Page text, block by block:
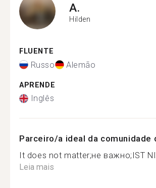
A.
Hilden
FLUENTE
Russo Alemão
APRENDE
Inglês
Parceiro/a ideal da comunidade
It does not matter;не важно;IST
Leia mais